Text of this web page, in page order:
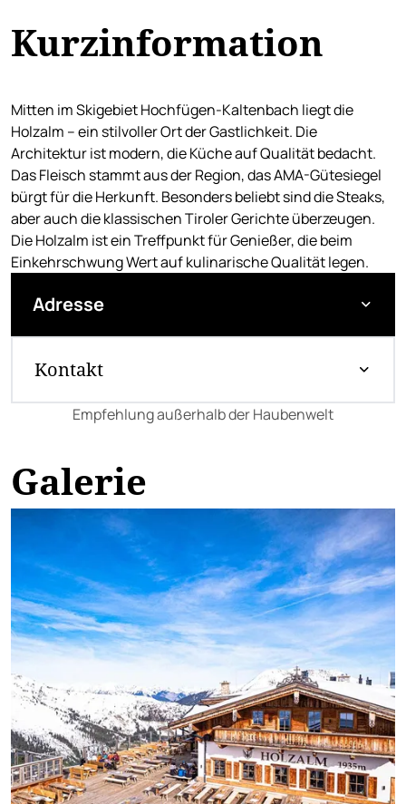
Kurzinformation
Mitten im Skigebiet Hochfügen-Kaltenbach liegt die
Holzalm – ein stilvoller Ort der Gastlichkeit. Die
Architektur ist modern, die Küche auf Qualität bedacht.
Das Fleisch stammt aus der Region, das AMA-Gütesiegel
bürgt für die Herkunft. Besonders beliebt sind die Steaks,
aber auch die klassischen Tiroler Gerichte überzeugen.
Die Holzalm ist ein Treffpunkt für Genießer, die beim
Einkehrschwung Wert auf kulinarische Qualität legen.
Adresse
Kontakt
Empfehlung außerhalb der Haubenwelt
Galerie